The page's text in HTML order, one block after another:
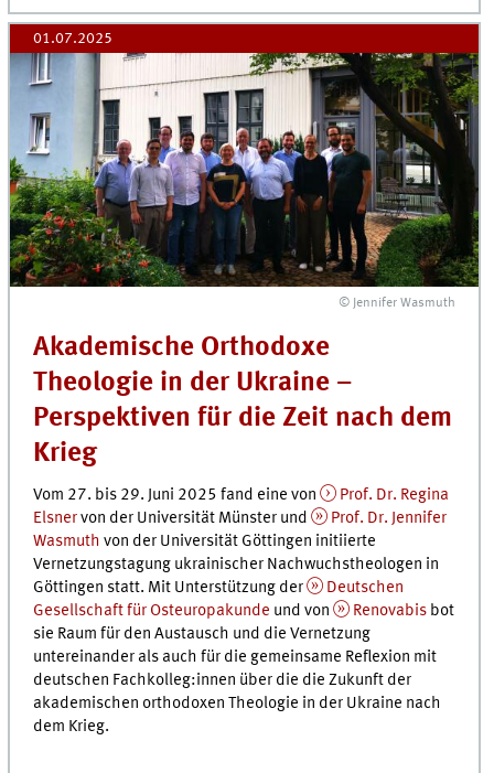
01.07.2025
© Jennifer Wasmuth
Akademische Orthodoxe
Theologie in der Ukraine –
Perspektiven für die Zeit nach dem
Krieg
Vom 27. bis 29. Juni 2025 fand eine von
Prof. Dr. Regina
Elsnervon der Universität Münster und
Prof. Dr. Jennifer
Wasmuth von der Universität Göttingen initiierte
Vernetzungstagung ukrainischer Nachwuchstheologen in
Göttingen statt. Mit Unterstützung der
Deutschen
Gesellschaft für Osteuropakunde und von Renovabis bot
sie Raum für den Austausch und die Vernetzung
untereinander als auch für die gemeinsame Reflexion mit
deutschen Fachkolleg:innen über die die Zukunft der
akademischen orthodoxen Theologie in der Ukraine nach
dem Krieg.